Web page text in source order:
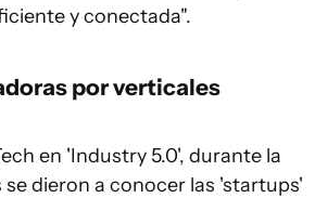
y conectada".
por verticales
en 'Industry 5.0', durante la
se dieron a conocer las 'startups'